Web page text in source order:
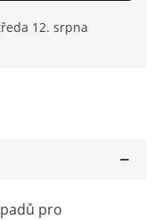
12. srpna
pro